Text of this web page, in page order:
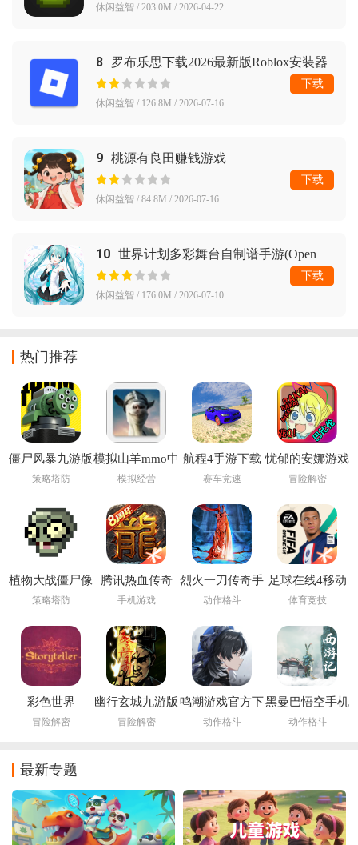
休闲益智 / 203.0M / 2026-04-22
8 罗布乐思下载2026最新版Roblox安装器
休闲益智 / 126.8M / 2026-07-16
下载
9 桃源有良田赚钱游戏
休闲益智 / 84.8M / 2026-07-16
下载
10 世界计划多彩舞台自制谱手游(Open
Sekai)
休闲益智 / 176.0M / 2026-07-10
下载
热门推荐
僵尸风暴九游版
策略塔防
模拟山羊mmo中
文版下载(Goat
模拟经营
航程4手游下载
安装(Voyage 4)
赛车竞速
忧郁的安娜游戏
冒险解密
植物大战僵尸像
素版手机下载安
策略塔防
腾讯热血传奇
手机游戏
烈火一刀传奇手
游
动作格斗
足球在线4移动
版下载安装
M)
体育竞技
彩色世界
storyteller下载最
冒险解密
幽行玄城九游版
冒险解密
鸣潮游戏官方下
载
动作格斗
黑曼巴悟空手机
版
动作格斗
最新专题